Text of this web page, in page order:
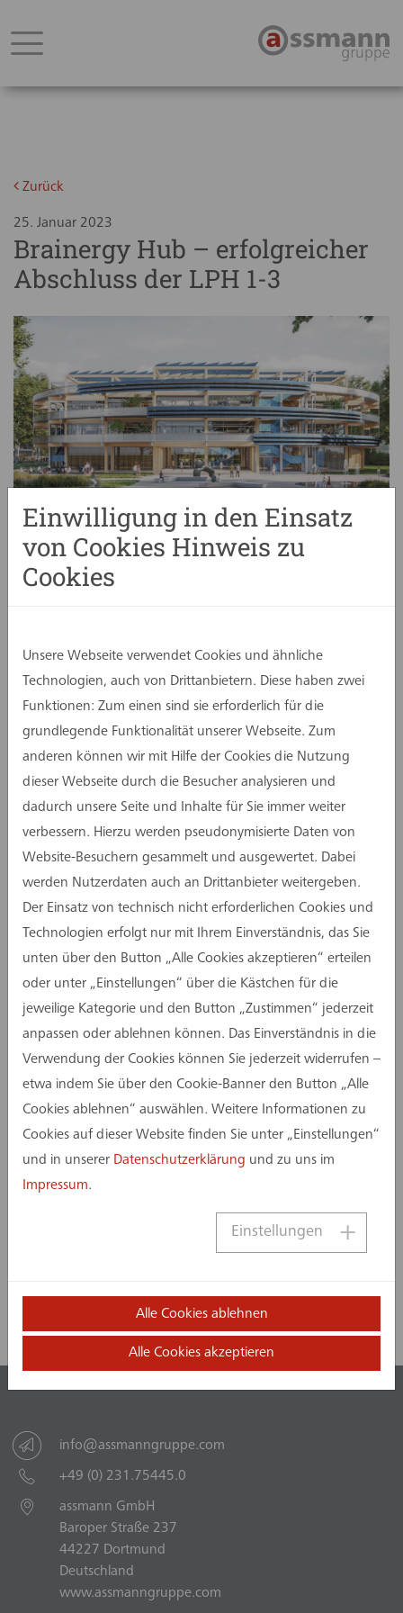
Zurück
25. Januar 2023
Brainergy Hub – erfolgreicher
Abschluss der LPH 1-3
Bauherr BRAINERGY PARK JÜLICH GmbH
Der Brainergy Park Jülich ist ein
Wissenschaftspark und innovatives
Gewerbegebiet mit ca. 52 ha Fläche, das auf dem
Areal der ehemaligen Sendeanlage am Stadtrand
von Jülich entsteht. Herzstück des Areals wird das
Innovations- und Experimentalgebäude
"Brainergy Hub", das auf einer Fläche von mehr
als 9.000 m² für helle und offene Büroräume und
Open-Space-Bereiche für z.B. Start-Ups sowie
Projekträume für die Erprobung technischer
Neuerungen und zur Entwicklung von
Innovationen Platz bietet. Das
Gemeinschaftsprojekt der Kommunen Jülich,
Niederzier und Titz wird als zentraler Bestandteil
des Parks das energetische und kreative Herz des
Campus und dient als Plattform für Kreativität
und Innovation.
Das Team „Projektvorbereitung“ der assmann
gruppe hat dieses Leuchtturmprojekt für
nachhaltiges Design in den LPH 1-3 betreut und
kürzlich erfolgreich abgeschlossen. Mit den
erarbeiteten Unterlagen wurde nun der
Förderantrag für den Bau eingereicht.
info@assmanngruppe.com
+49 (0) 231.75445.0
assmann GmbH
Baroper Straße 237
44227 Dortmund
Deutschland
www.assmanngruppe.com
Einwilligung in den Einsatz
von Cookies Hinweis zu
Cookies
Unsere Webseite verwendet Cookies und ähnliche
Technologien, auch von Drittanbietern. Diese haben zwei
Funktionen: Zum einen sind sie erforderlich für die
grundlegende Funktionalität unserer Webseite. Zum
anderen können wir mit Hilfe der Cookies die Nutzung
dieser Webseite durch die Besucher analysieren und
dadurch unsere Seite und Inhalte für Sie immer weiter
verbessern. Hierzu werden pseudonymisierte Daten von
Website-Besuchern gesammelt und ausgewertet. Dabei
werden Nutzerdaten auch an Drittanbieter weitergeben.
Der Einsatz von technisch nicht erforderlichen Cookies und
Technologien erfolgt nur mit Ihrem Einverständnis, das Sie
unten über den Button „Alle Cookies akzeptieren“ erteilen
oder unter „Einstellungen“ über die Kästchen für die
jeweilige Kategorie und den Button „Zustimmen“ jederzeit
anpassen oder ablehnen können. Das Einverständnis in die
Verwendung der Cookies können Sie jederzeit widerrufen –
etwa indem Sie über den Cookie-Banner den Button „Alle
Cookies ablehnen“ auswählen. Weitere Informationen zu
Cookies auf dieser Website finden Sie unter „Einstellungen“
und in unserer Datenschutzerklärung und zu uns im
Impressum.
Einstellungen
Alle Cookies ablehnen
Alle Cookies akzeptieren